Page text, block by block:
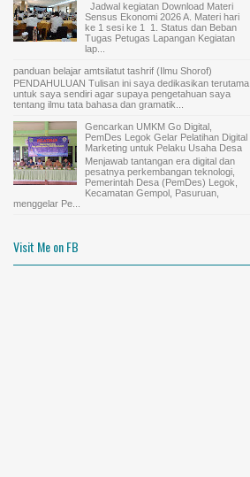
Panitia
Master Asesor
Jadwal kegiatan Download Materi
Sensus Ekonomi 2026 A. Materi hari
ke 1 sesi ke 1 1. Status dan Beban
Tugas Petugas Lapangan Kegiatan
lap...
panduan belajar amtsilatut tashrif (Ilmu Shorof)
PENDAHULUAN Tulisan ini saya dedikasikan terutama
untuk saya sendiri agar supaya pengetahuan saya
tentang ilmu tata bahasa dan gramatik...
Gencarkan UMKM Go Digital,
PemDes Legok Gelar Pelatihan Digital
Marketing untuk Pelaku Usaha Desa
Menjawab tantangan era digital dan
pesatnya perkembangan teknologi,
Pemerintah Desa (PemDes) Legok,
Kecamatan Gempol, Pasuruan,
menggelar Pe...
Visit Me on FB